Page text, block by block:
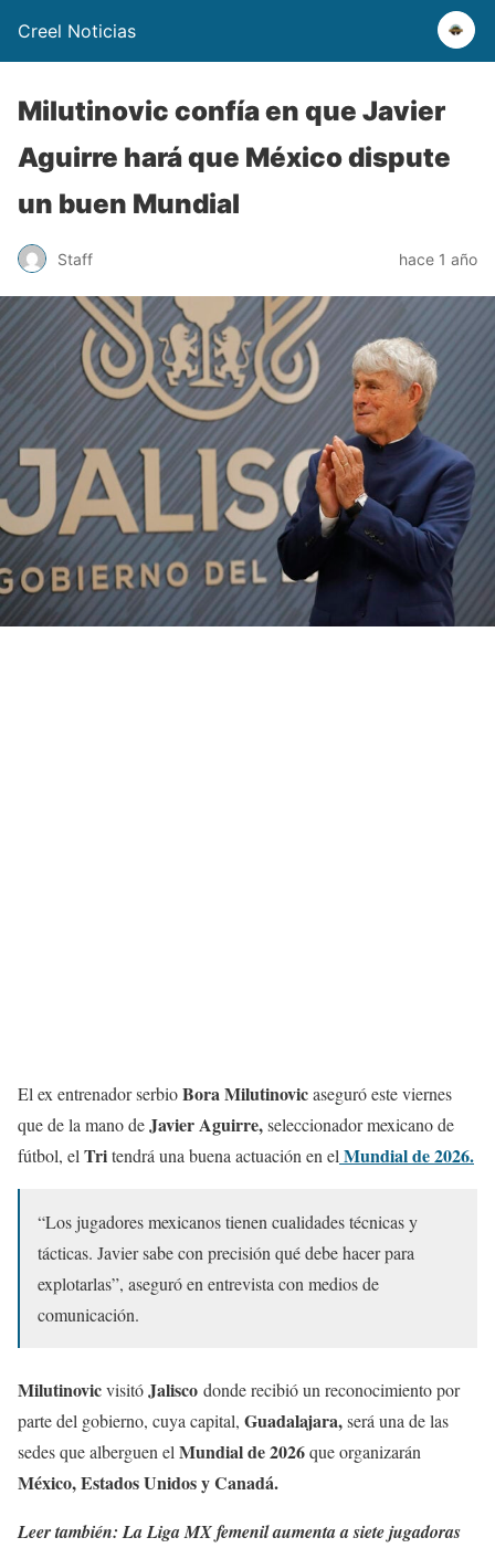
Creel Noticias
Milutinovic confía en que Javier
Aguirre hará que México dispute
un buen Mundial
Staff hace 1 año
El ex entrenador serbioBora Milutinovicaseguró este viernes
que de la mano deJavier Aguirre,seleccionador mexicano de
fútbol, el Tritendrá una buena actuación en el Mundial de 2026.
“Los jugadores mexicanos tienen cualidades técnicas y
tácticas. Javier sabe con precisión qué debe hacer para
explotarlas”, aseguró en entrevista con medios de
comunicación.
MilutinovicvisitóJalisco donde recibió un reconocimiento por
parte del gobierno, cuya capital, Guadalajara,será una de las
sedes que alberguen el Mundial de 2026que organizarán
México, Estados Unidos y Canadá.
Leer también:La Liga MX femenil aumenta a siete jugadoras